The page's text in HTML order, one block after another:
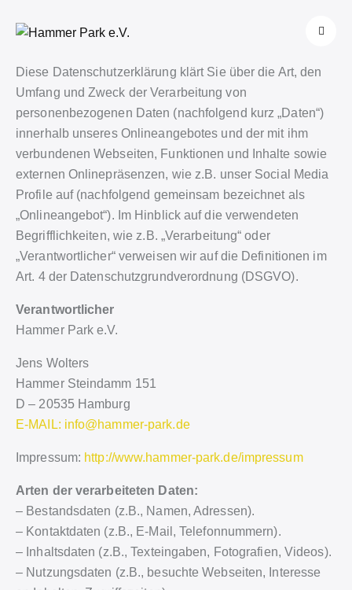
Diese Datenschutzerklärung klärt Sie über die Art, den
Umfang und Zweck der Verarbeitung von
personenbezogenen Daten (nachfolgend kurz „Daten“)
innerhalb unseres Onlineangebotes und der mit ihm
verbundenen Webseiten, Funktionen und Inhalte sowie
externen Onlinepräsenzen, wie z.B. unser Social Media
Profile auf (nachfolgend gemeinsam bezeichnet als
„Onlineangebot“). Im Hinblick auf die verwendeten
Begrifflichkeiten, wie z.B. „Verarbeitung“ oder
„Verantwortlicher“ verweisen wir auf die Definitionen im
Art. 4 der Datenschutzgrundverordnung (DSGVO).
Verantwortlicher
Hammer Park e.V.
Jens Wolters
Hammer Steindamm 151
D – 20535 Hamburg
E-MAIL: info@hammer-park.de
Impressum: http://www.hammer-park.de/impressum
Arten der verarbeiteten Daten:
– Bestandsdaten (z.B., Namen, Adressen).
– Kontaktdaten (z.B., E-Mail, Telefonnummern).
– Inhaltsdaten (z.B., Texteingaben, Fotografien, Videos).
– Nutzungsdaten (z.B., besuchte Webseiten, Interesse